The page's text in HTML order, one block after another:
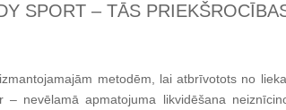
SPORT – TĀS
metodēm, lai atbrīvotots no
– nevēlamā apmatojuma likvidēšana